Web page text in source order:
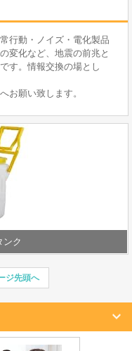
行動・ノイズ・電化製品
変化など、地震の前兆と
す。情報交換の場とし
へお願い致します。
ンク
ジ先頭へ